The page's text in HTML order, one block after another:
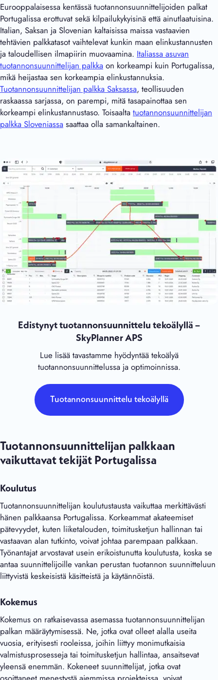
Eurooppalaisessa kentässä tuotannonsuunnittelijoiden palkat
Portugalissa erottuvat sekä kilpailukykyisinä että ainutlaatuisina.
Italian, Saksan ja Slovenian kaltaisissa maissa vastaavien
tehtävien palkkatasot vaihtelevat kunkin maan elinkustannusten
ja taloudellisen ilmapiirin muovaamina. Italiassa asuvan
tuotannonsuunnittelijan palkka on korkeampi kuin Portugalissa,
mikä heijastaa sen korkeampia elinkustannuksia.
Tuotannonsuunnittelijan palkka Saksassa, teollisuuden
raskaassa sarjassa, on parempi, mitä tasapainottaa sen
korkeampi elinkustannustaso. Toisaalta tuotannonsuunnittelijan
palkka Sloveniassa saattaa olla samankaltainen.
Edistynyt tuotannonsuunnittelu tekoälyllä –
SkyPlanner APS
Lue lisää tavastamme hyödyntää tekoälyä
tuotannonsuunnittelussa ja optimoinnissa.
Tuotannonsuunnittelu tekoälyllä
Tuotannonsuunnittelijan palkkaan
vaikuttavat tekijät Portugalissa
Koulutus
Tuotannonsuunnittelijan koulutustausta vaikuttaa merkittävästi
hänen palkkaansa Portugalissa. Korkeammat akateemiset
pätevyydet, kuten liiketalouden, toimitusketjun hallinnan tai
vastaavan alan tutkinto, voivat johtaa parempaan palkkaan.
Työnantajat arvostavat usein erikoistunutta koulutusta, koska se
antaa suunnittelijoille vankan perustan tuotannon suunnitteluun
liittyvistä keskeisistä käsitteistä ja käytännöistä.
Kokemus
Kokemus on ratkaisevassa asemassa tuotannonsuunnittelijan
palkan määräytymisessä. Ne, jotka ovat olleet alalla useita
vuosia, erityisesti rooleissa, joihin liittyy monimutkaisia
valmistusprosesseja tai toimitusketjun hallintaa, ansaitsevat
yleensä enemmän. Kokeneet suunnittelijat, jotka ovat